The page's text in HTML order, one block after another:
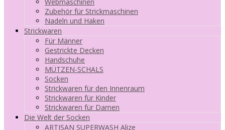
Zubehör für Strickmaschinen
Nadeln und Haken
Strickwaren
Für Männer
Gestrickte Decken
Handschuhe
MÜTZEN-SCHALS
Socken
Strickwaren für den Innenraum
Strickwaren für Kinder
Strickwaren für Damen
Die Welt der Socken
ARTISAN SUPERWASH Alize